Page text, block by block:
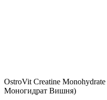
OstroVit Creatine
Моногидрат Вишня)